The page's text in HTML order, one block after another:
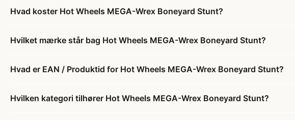
Hvad koster Hot Wheels MEGA-Wrex Boneyard Stunt?
Hvilket mærke står bag Hot Wheels MEGA-Wrex Boneyard Stunt?
Hvad er EAN / Produktid for Hot Wheels MEGA-Wrex Boneyard Stunt?
Hvilken kategori tilhører Hot Wheels MEGA-Wrex Boneyard Stunt?